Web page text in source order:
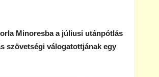
Minoresba a júliusi utánpótlás
szövetségi válogatottjának egy